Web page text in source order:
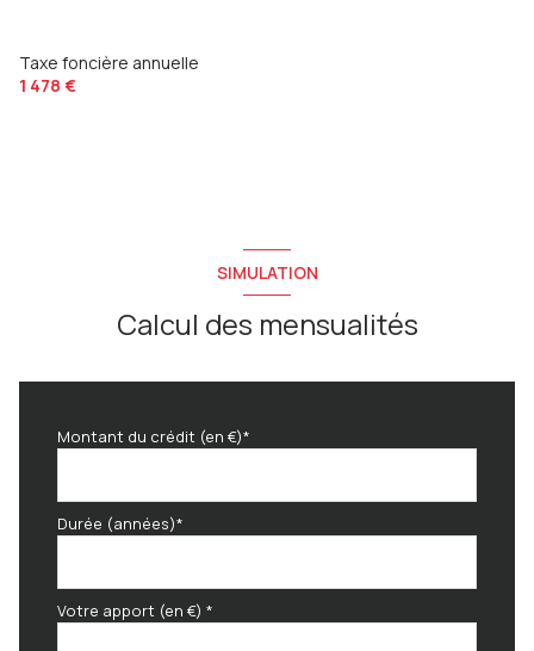
Taxe foncière annuelle
1 478 €
SIMULATION
Calcul des mensualités
Montant du crédit (en €)*
Durée (années)*
Votre apport (en €) *